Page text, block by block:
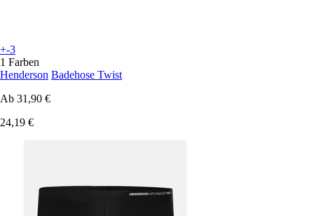
+-3
1 Farben
Henderson Badehose Twist
Ab 31,90 €
24,19 €